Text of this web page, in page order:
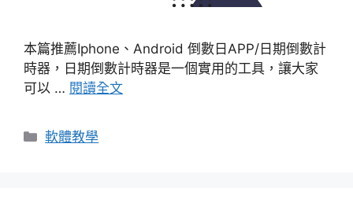
本篇推薦Iphone、Android 倒數日APP/日期倒數計
時器，日期倒數計時器是一個實用的工具，讓大家
可以 … 閱讀全文
分
軟體教學